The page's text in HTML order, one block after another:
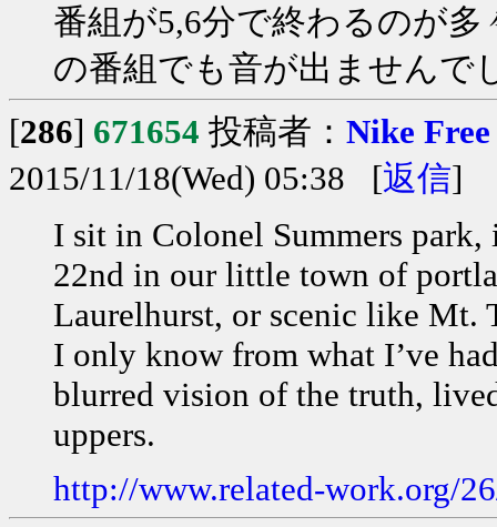
番組が5,6分で終わるのが
の番組でも音が出ませんで
[286] 671654 投稿者： Nike
2015/11/18(Wed) 05:38 [返信]
I sit in Colonel Summers
22nd in our little town of
Laurelhurst, or scenic like Mt.
I only know from what I’ve
blurred vision of the truth,
uppers.
http://www.related-work.org/